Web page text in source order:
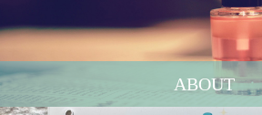
ABOUT